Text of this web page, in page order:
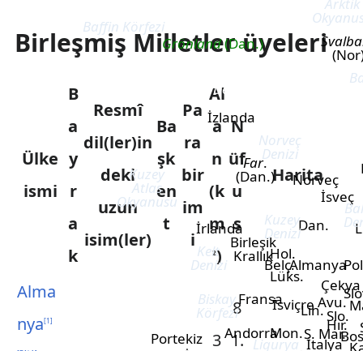
Andorra
Avu.
Belç.
Hır.
Çekya
Dan.
Fransa
Almanya
İzlanda
İrlanda
İtalya
S. Mar.
Lih.
Lüks.
Mon.
Hol.
Norveç
Portekiz
Slo.
İsveç
İsviçre
Birleşik
Krallık
Far.
(Dan.)
Grönland(Dan.)
Biskay
Körfezi
Kelt
Denizi
Grönland Denizi
Baffin Körfezi
Ligurya
Kuzey
Atlas
Okyanusu
Kuzey
Denizi
Norveç
Denizi
Birleşmiş Milletler üyeleri
Ülke
ismi
B
a
y
r
a
k
Resmî
dil(ler)in
deki
uzun
isim(ler)
Ba
şk
en
t
Pa
ra
bir
im
i
Al
a
n
(k
m
2)
N
üf
u
s
Harita
Alma
nya[1]
3
8
1.